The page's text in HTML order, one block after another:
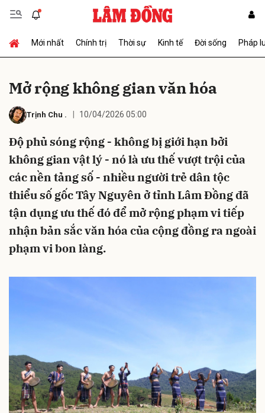
Mới nhất Chính trị Thời sự Kinh tế Đời sống Pháp
Mở rộng không gian văn hóa
Trịnh Chu . 10/04/2026 05:00
Độ phủ sóng rộng - không bị giới hạn bởi
không gian vật lý - nó là ưu thế vượt trội của
các nền tảng số - nhiều người trẻ dân tộc
thiểu số gốc Tây Nguyên ở tỉnh Lâm Đồng đã
tận dụng ưu thế đó để mở rộng phạm vi tiếp
nhận bản sắc văn hóa của cộng đồng ra ngoài
phạm vi bon làng.
Gửi bình luận
Hủy Gửi